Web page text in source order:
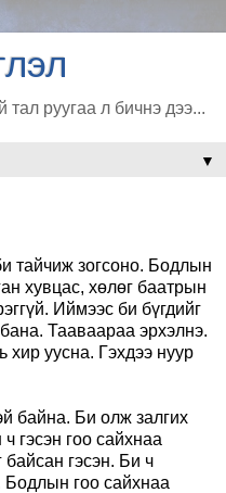
тал руугаа л бичнэ дээ...
▼
тайчиж зогсоно. Бодлын
хувцас, хөлөг баатрын
Иймээс би бүгдийг
Тааваараа эрхэлнэ.
уусна. Гэхдээ нуур
байна. Би олж залгих
гэсэн гоо сайхнаа
байсан гэсэн. Би ч
Бодлын гоо сайхнаа